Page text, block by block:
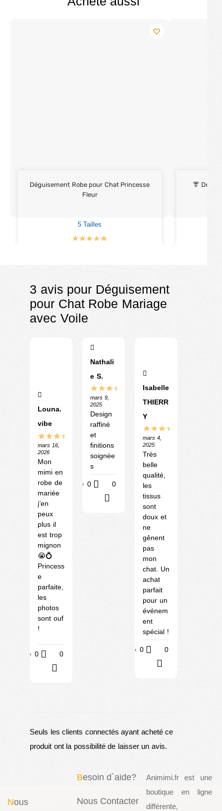
Déguisement Robe pour Chat Princesse
Fleur
5 Tailles
👘
3 avis pour Déguisement
pour Chat Robe Mariage
avec Voile
Louna.
vibe
mars 16,
2026
Mon
mimi en
robe de
mariée
j’en
peux
plus il
est trop
mignon
😭💍
Princess
e
parfaite,
les
photos
sont ouf
!
Utile 0 0
Nathali
e S.
mars 9,
2025
Design
raffiné
et
finitions
soignée
s
Utile 0 0
Isabelle
THIERR
Y
mars 4,
2025
Très
belle
qualité,
les
tissus
sont
doux et
ne
gênent
pas
mon
chat. Un
achat
parfait
pour un
événem
ent
spécial !
Utile 0 0
Seuls les clients connectés ayant acheté ce
produit ont la possibilité de laisser un avis.
Nous
Besoin d`aide?
Nous Contacter
Animimi.fr est une
boutique en ligne
différente,